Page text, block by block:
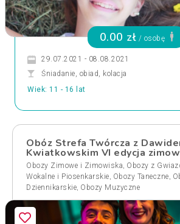
0.00 zł / osobę
29.07.2021 - 08.08.2021
Śniadanie, obiad, kolacja
Wiek: 11 - 16 lat
Obóz Strefa Twórcza z
Kwiatkowskim VI edycja
Obozy Zimowe i Zimowiska, Obozy z
Wokalne i Piosenkarskie, Obozy Taneczne,
Dziennikarskie, Obozy Muzyczne